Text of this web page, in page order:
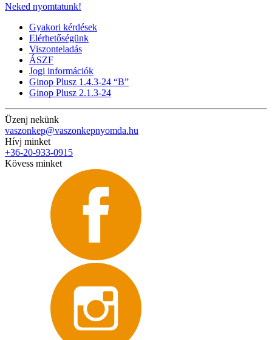
Neked nyomtatunk!
Gyakori kérdések
Elérhetőségünk
Viszonteladás
ÁSZF
Jogi információk
Ginop Plusz 1.4.3-24 “B”
Ginop Plusz 2.1.3-24
Üzenj nekünk
vaszonkep@vaszonkepnyomda.hu
Hívj minket
+36-20-933-0915
Kövess minket